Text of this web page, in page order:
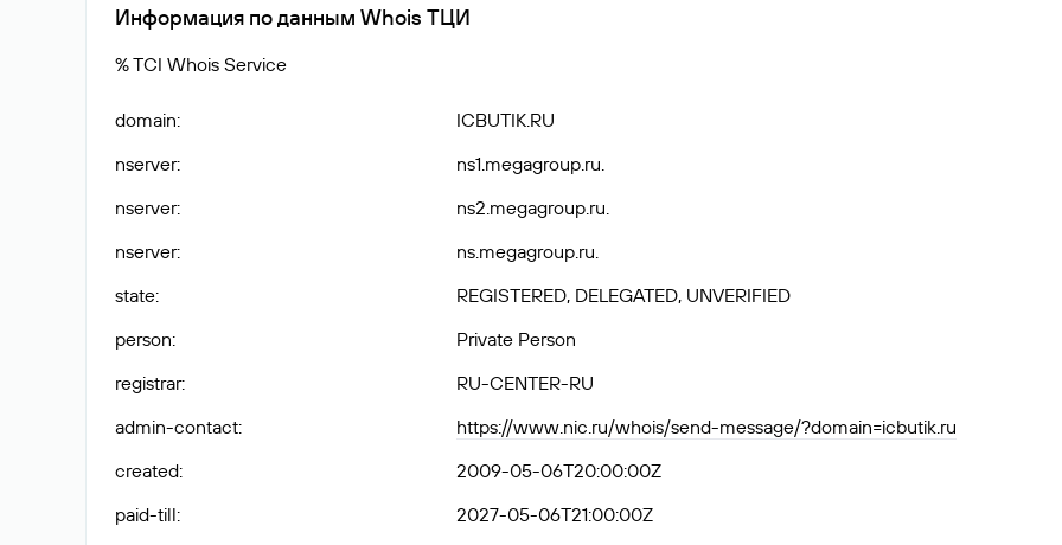
Информация по данным Whois ТЦИ
% TCI Whois Service
domain:
ICBUTIK.RU
nserver:
ns1.megagroup.ru.
nserver:
ns2.megagroup.ru.
nserver:
ns.megagroup.ru.
state:
REGISTERED, DELEGATED, UNVERIFIED
person:
Private Person
registrar:
RU-CENTER-RU
admin-contact:
https://www.nic.ru/whois/send-message/?domain=icbutik.ru
created:
2009-05-06T20:00:00Z
paid-till:
2027-05-06T21:00:00Z